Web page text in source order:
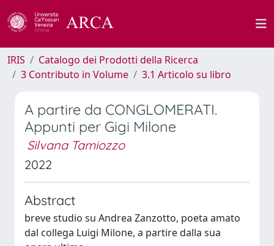
IRIS
Catalogo dei Prodotti della Ricerca
3 Contributo in Volume
3.1 Articolo su libro
A partire da CONGLOMERATI.
Appunti per Gigi Milone
Silvana Tamiozzo
2022
Abstract
breve studio su Andrea Zanzotto, poeta amato
dal collega Luigi Milone, a partire dalla sua